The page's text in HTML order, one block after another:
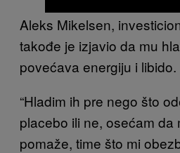
Aleks Mikelsen,
takođe je izjavio da mu
povećava energiju i libido.
“Hladim ih pre nego što
placebo ili ne, osećam da
pomaže, time što mi